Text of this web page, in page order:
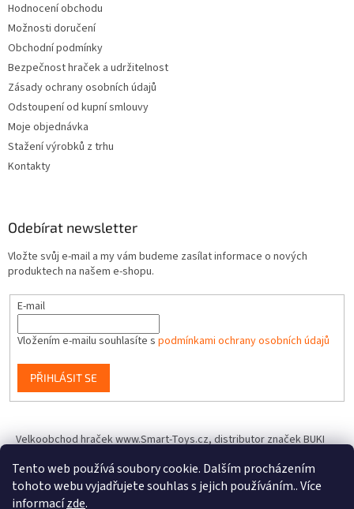
Tento web používá soubory cookie. Dalším procházením
tohoto webu vyjadřujete souhlas s jejich používáním.. Více
informacízde.
Hodnocení obchodu
Možnosti doručení
Obchodní podmínky
Bezpečnost hraček a udržitelnost
Zásady ochrany osobních údajů
Odstoupení od kupní smlouvy
Moje objednávka
Stažení výrobků z trhu
Kontakty
Odebírat newsletter
Vložte svůj e-mail a my vám budeme zasílat informace o nových
produktech na našem e-shopu.
E-mail
Vložením e-mailu souhlasíte s podmínkami ochrany osobních údajů
PŘIHLÁSIT SE
Velkoobchod hraček www.Smart-Toys.cz, distributor značek BUKI